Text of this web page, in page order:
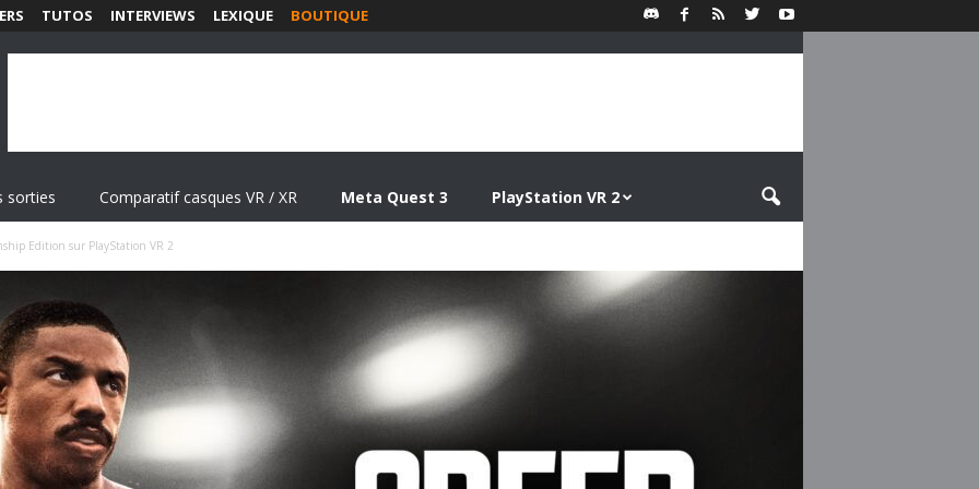
TUTOS INTERVIEWS LEXIQUE BOUTIQUE
sorties Comparatif casques VR / XR Meta Quest 3 PlayStation VR 2
Edition sur PlayStation VR 2